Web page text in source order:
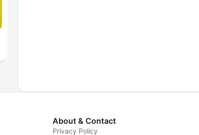
About & Contact
Privacy Policy